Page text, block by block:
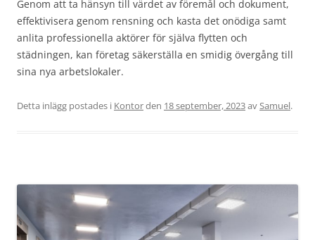
Genom att ta hänsyn till värdet av föremål och dokument,
effektivisera genom rensning och kasta det onödiga samt
anlita professionella aktörer för själva flytten och
städningen, kan företag säkerställa en smidig övergång till
sina nya arbetslokaler.
Detta inlägg postades i Kontorden 18 september, 2023avSamuel.